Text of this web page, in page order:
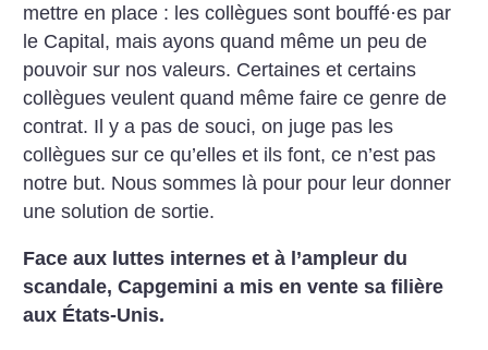
mettre en place : les collègues sont bouffé·es par
le Capital, mais ayons quand même un peu de
pouvoir sur nos valeurs. Certaines et certains
collègues veulent quand même faire ce genre de
contrat. Il y a pas de souci, on juge pas les
collègues sur ce qu’elles et ils font, ce n’est pas
notre but. Nous sommes là pour pour leur donner
une solution de sortie.
Face aux luttes internes et à l’ampleur du
scandale, Capgemini a mis en vente sa filière
aux États-Unis.